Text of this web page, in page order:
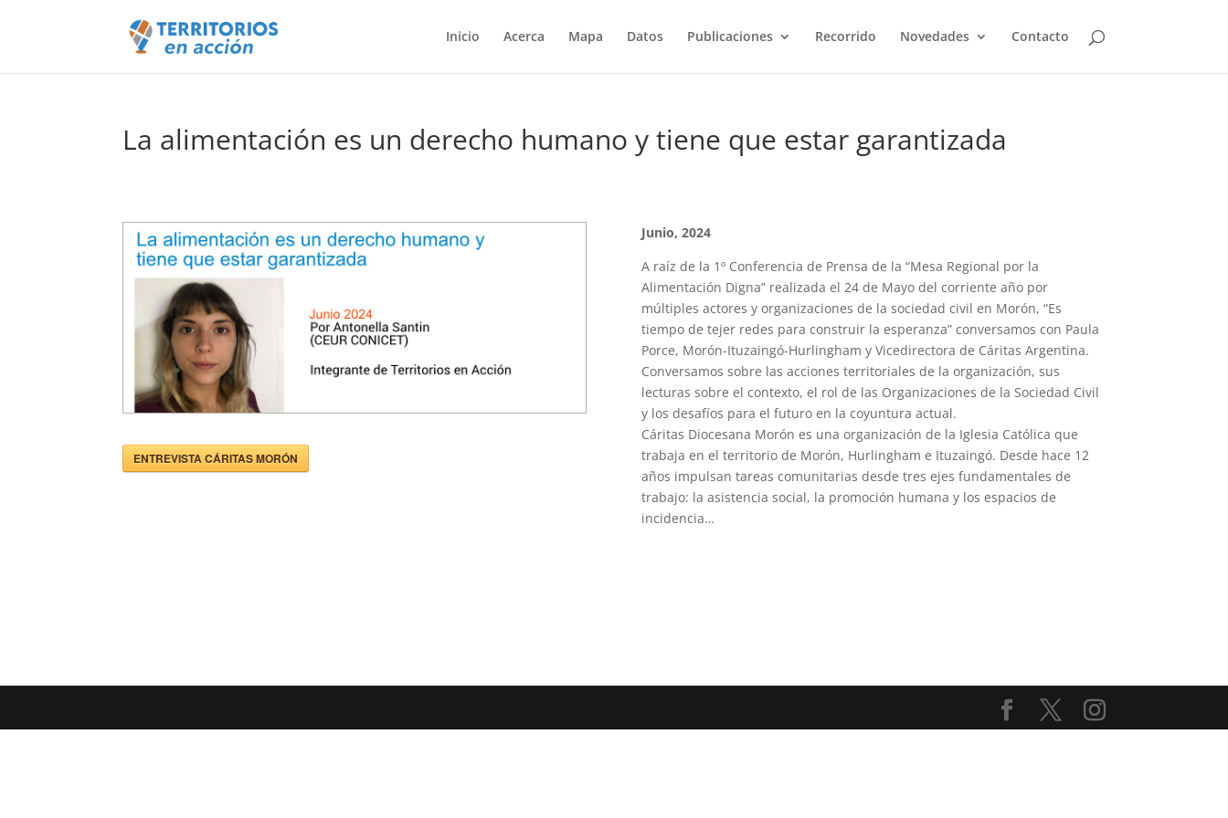
Inicio Acerca Mapa Datos Publicaciones Recorrido Novedades Contacto
La alimentación es un derecho humano y tiene que estar garantizada
ENTREVISTA CÁRITAS MORÓN
Junio, 2024
A raíz de la 1º Conferencia de Prensa de la “Mesa Regional por la
Alimentación Digna” realizada el 24 de Mayo del corriente año por
múltiples actores y organizaciones de la sociedad civil en Morón, “Es
tiempo de tejer redes para construir la esperanza” conversamos con Paula
Porce, Morón-Ituzaingó-Hurlingham y Vicedirectora de Cáritas Argentina.
Conversamos sobre las acciones territoriales de la organización, sus
lecturas sobre el contexto, el rol de las Organizaciones de la Sociedad Civil
y los desafíos para el futuro en la coyuntura actual.
Cáritas Diocesana Morón es una organización de la Iglesia Católica que
trabaja en el territorio de Morón, Hurlingham e Ituzaingó. Desde hace 12
años impulsan tareas comunitarias desde tres ejes fundamentales de
trabajo: la asistencia social, la promoción humana y los espacios de
incidencia…